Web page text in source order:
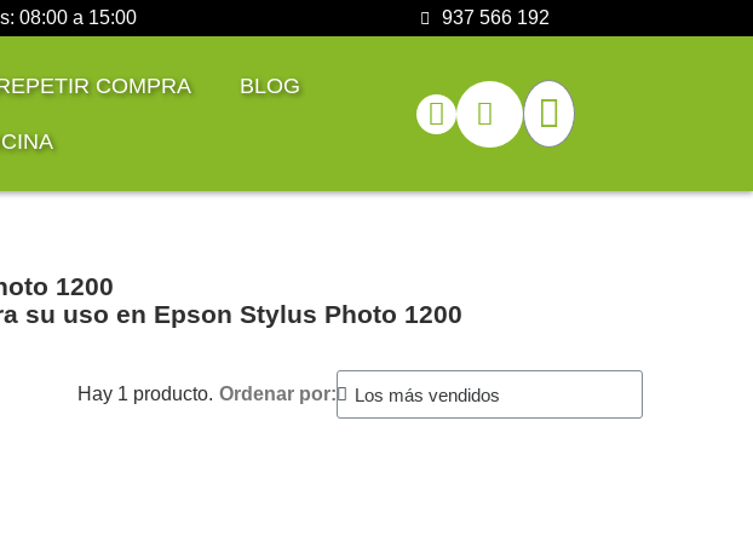
08:00 a 15:00 937 566 192
COMPRA BLOG
1200
su uso en Epson Stylus Photo 1200
Hay 1 producto. Ordenar por: